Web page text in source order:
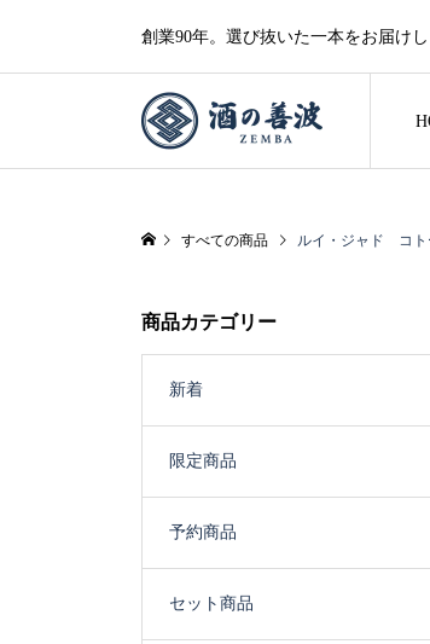
創業90年。選び抜いた一本をお届け
すべての商品 ルイ・ジャド コ
商品カテゴリー
新着
限定商品
予約商品
セット商品